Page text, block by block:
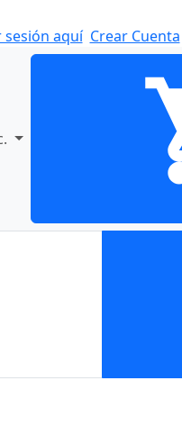
hoy.
sesión aquí Crear Cuenta